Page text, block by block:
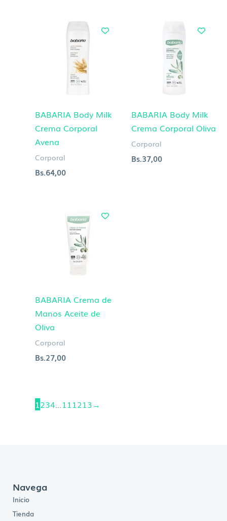
BABARIA Body Milk
Crema Corporal
Avena
Corporal
Bs.64,00
BABARIA Body Milk
Crema Corporal Oliva
Corporal
Bs.37,00
BABARIA Crema de
Manos Aceite de
Oliva
Corporal
Bs.27,00
1234 111213→
Navega
Inicio
Tienda